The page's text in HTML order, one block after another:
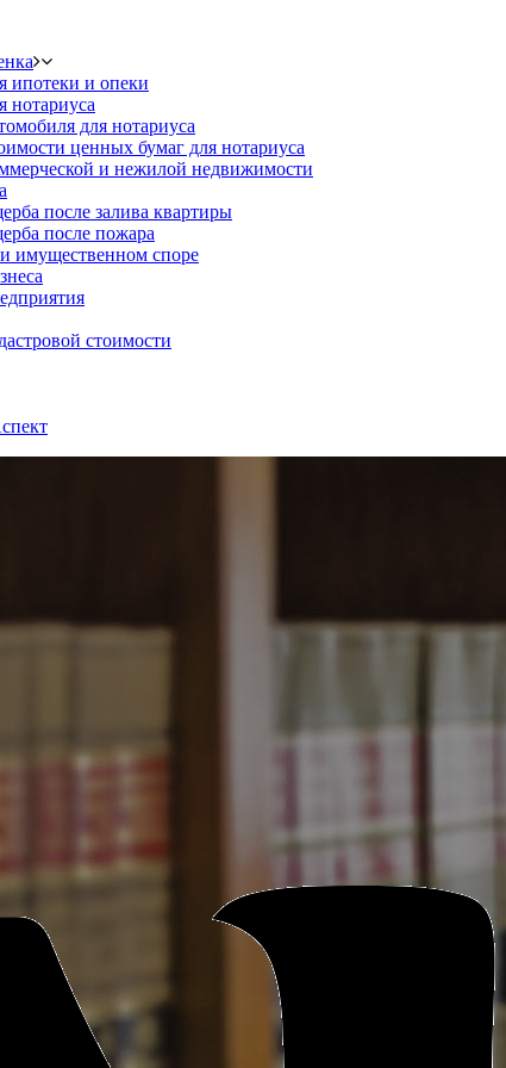
ипотеки и опеки
нотариуса
для нотариуса
ценных бумаг для нотариуса
и нежилой недвижимости
после залива квартиры
после пожара
имущественном споре
стоимости